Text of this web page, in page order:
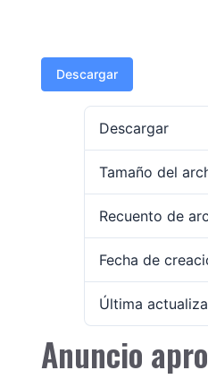
Descargar
Descargar
Tamaño del
Recuento de
Fecha de
Última
Anuncio